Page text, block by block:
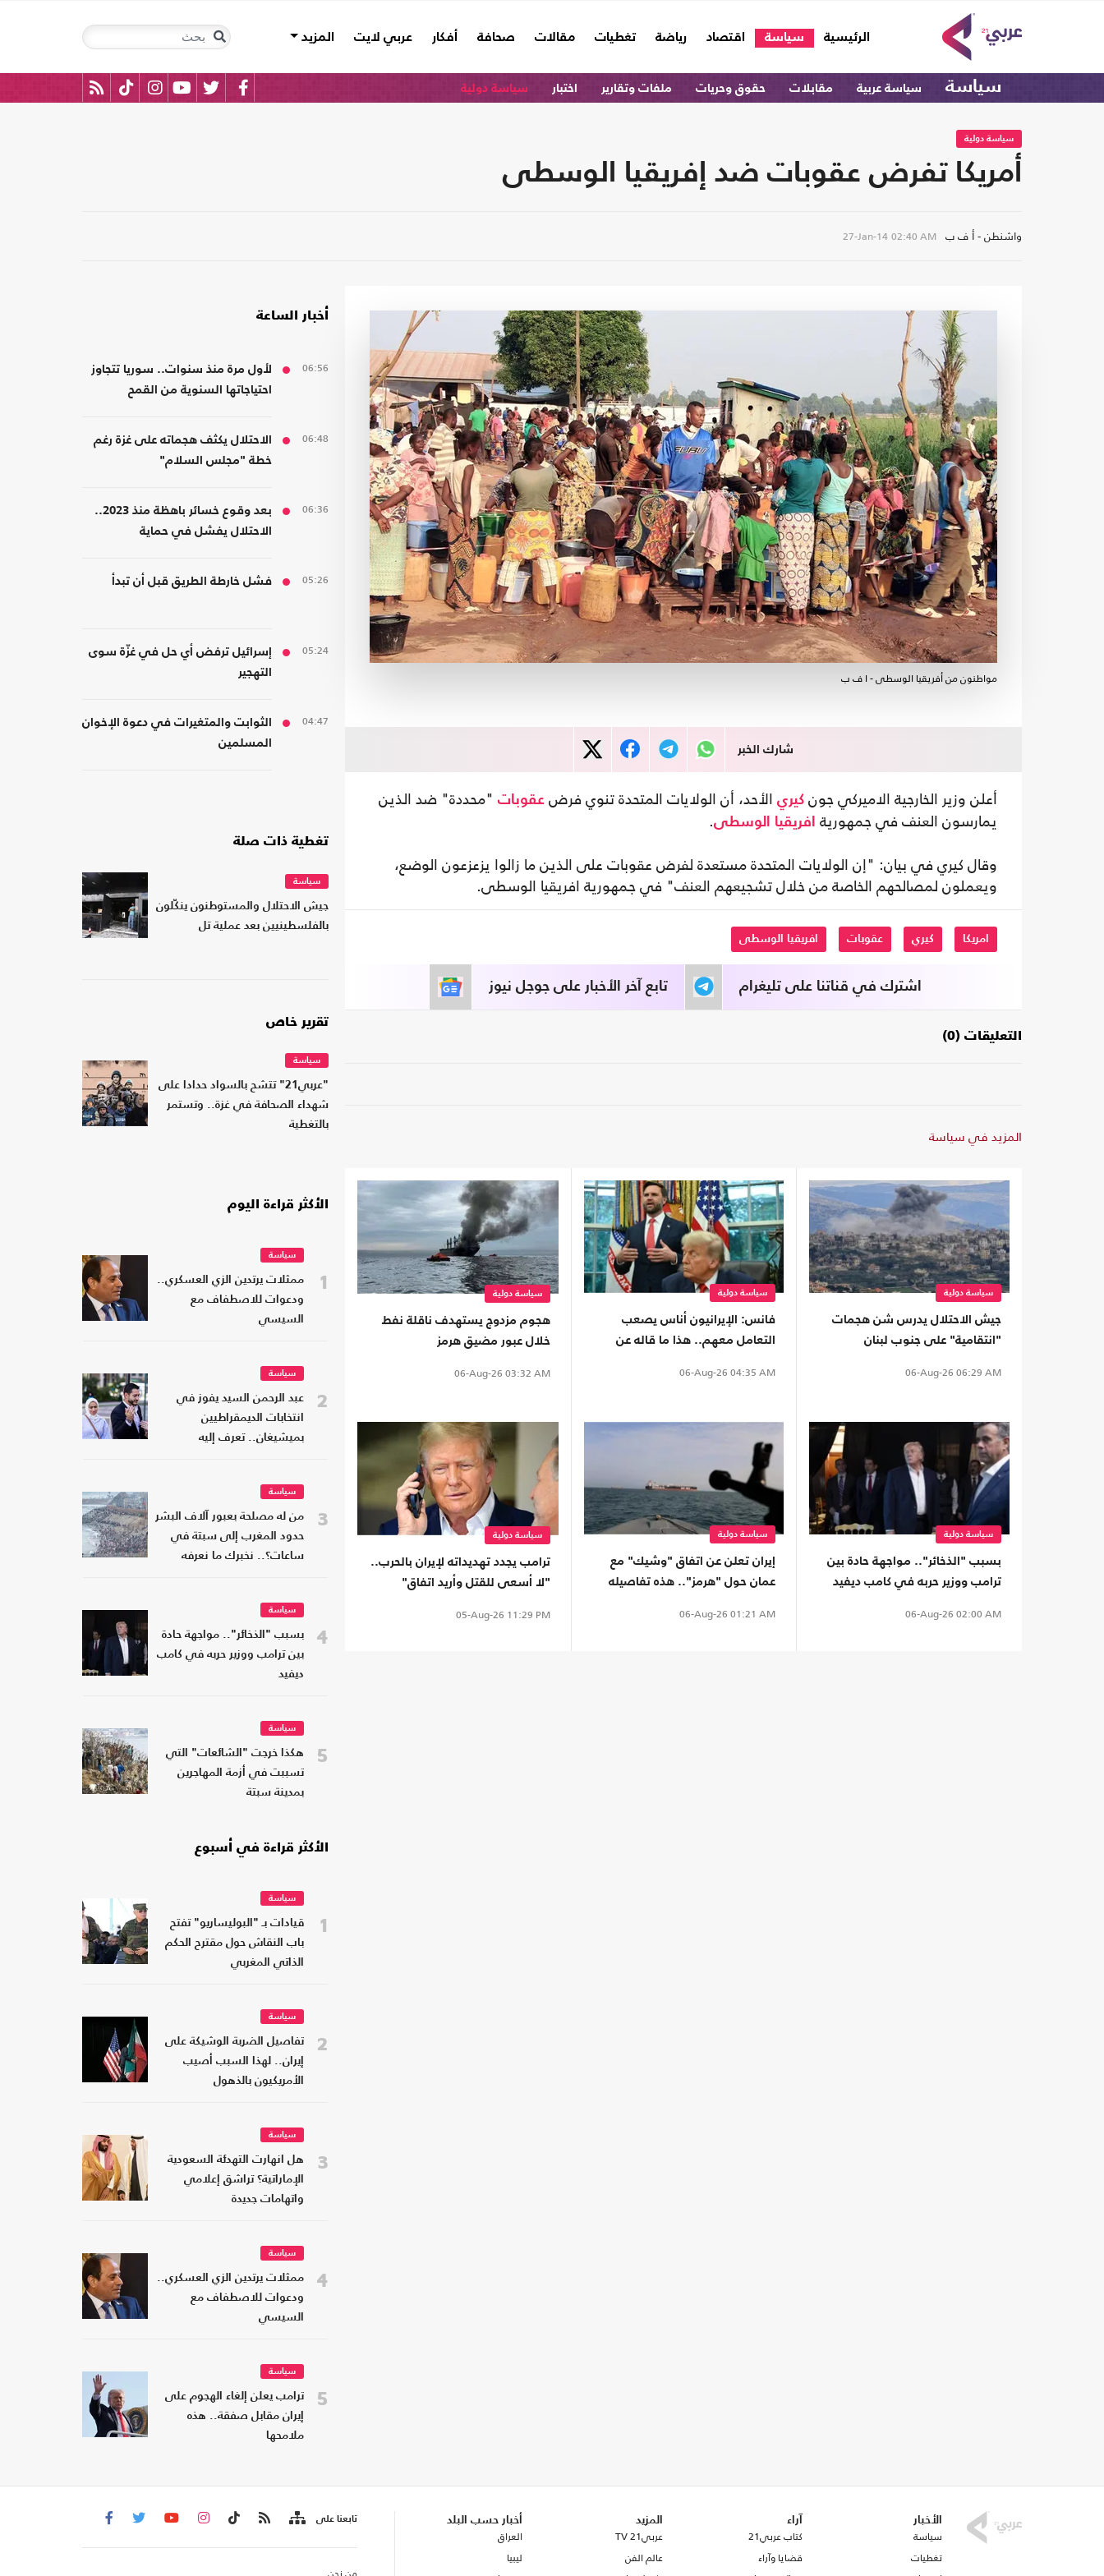
الرئيسية
(current) سياسة اقتصاد رياضة تغطيات مقالات صحافة أفكار عربي لايت المزيد
سياسة سياسة عربية مقابلات حقوق وحريات ملفات وتقارير اختبار سياسة دولية
سياسة دولية
أمريكا تفرض عقوبات ضد إفريقيا الوسطى
واشنطن - أ ف ب 27-Jan-14 02:40 AM
مواطنون من أفريقيا الوسطى - ا ف ب
شارك الخبر
أعلن وزير الخارجية الاميركي جون كيري الأحد، أن الولايات المتحدة تنوي فرض عقوبات "محددة" ضد الذين
يمارسون العنف في جمهورية
افريقيا الوسطى.
وقال كيري في بيان: "إن الولايات المتحدة مستعدة لفرض عقوبات على الذين ما زالوا يزعزعون الوضع،
ويعملون لمصالحهم الخاصة من خلال تشجيعهم العنف" في جمهورية افريقيا الوسطى.
امريكا كيري عقوبات افريقيا الوسطى
تابع آخر الأخبار على جوجل نيوز اشترك في قناتنا على تليغرام
التعليقات (0)
المزيد في سياسة
سياسة دولية
جيش الاحتلال يدرس شن هجمات
"انتقامية" على جنوب لبنان
06-Aug-26 06:29 AM
سياسة دولية
فانس: الإيرانيون أناس يصعب
التعامل معهم.. هذا ما قاله عن
06-Aug-26 04:35 AM
سياسة دولية
هجوم مزدوج يستهدف ناقلة نفط
خلال عبور مضيق هرمز
06-Aug-26 03:32 AM
سياسة دولية
بسبب "الذخائر".. مواجهة حادة بين
ترامب ووزير حربه في كامب ديفيد
06-Aug-26 02:00 AM
سياسة دولية
إيران تعلن عن اتفاق "وشيك" مع
عمان حول "هرمز".. هذه تفاصيله
06-Aug-26 01:21 AM
سياسة دولية
ترامب يجدد تهديداته لإيران بالحرب..
"لا أسعى للقتل وأريد اتفاق"
05-Aug-26 11:29 PM
أخبار الساعة
06:56
لأول مرة منذ سنوات.. سوريا تتجاوز
احتياجاتها السنوية من القمح
06:48
الاحتلال يكثف هجماته على غزة رغم
خطة "مجلس السلام"
06:36
بعد وقوع خسائر باهظة منذ 2023..
الاحتلال يفشل في حماية
05:26 فشل خارطة الطريق قبل أن تبدأ
05:24
إسرائيل ترفض أي حل في غزّة سوى
التهجير
04:47
الثوابت والمتغيرات في دعوة الإخوان
المسلمين
تغطية ذات صلة
سياسة
جيش الاحتلال والمستوطنون ينكّلون
بالفلسطينيين بعد عملية تل
تقرير خاص
سياسة
"عربي21" تتشح بالسواد حدادا على
شهداء الصحافة في غزة.. وتستمر
بالتغطية
الأكثر قراءة اليوم
1
سياسة
ممثلات يرتدين الزي العسكري..
ودعوات للاصطفاف مع
السيسي
2
سياسة
عبد الرحمن السيد يفوز في
انتخابات الديمقراطيين
بميشيغان.. تعرف إليه
3
سياسة
من له مصلحة بعبور آلاف البشر
حدود المغرب إلى سبتة في
ساعات؟.. نخبرك ما نعرفه
4
سياسة
بسبب "الذخائر".. مواجهة حادة
بين ترامب ووزير حربه في كامب
ديفيد
5
سياسة
هكذا خرجت "الشائعات" التي
تسببت في أزمة المهاجرين
بمدينة سبتة
الأكثر قراءة في أسبوع
1
سياسة
قيادات بـ "البوليساريو" تفتح
باب النقاش حول مقترح الحكم
الذاتي المغربي
2
سياسة
تفاصيل الضربة الوشيكة على
إيران.. لهذا السبب أصيب
الأمريكيون بالذهول
3
سياسة
هل انهارت التهدئة السعودية
الإماراتية؟ تراشق إعلامي
واتهامات جديدة
4
سياسة
ممثلات يرتدين الزي العسكري..
ودعوات للاصطفاف مع
السيسي
5
سياسة
ترامب يعلن إلغاء الهجوم على
إيران مقابل صفقة.. هذه
ملامحها
الأخبار
سياسة
تغطيات
آراء
كتاب عربي21
قضايا وآراء
المزيد
عربي21 TV
عالم الفن
أخبار حسب البلد
العراق
ليبيا
تابعنا على